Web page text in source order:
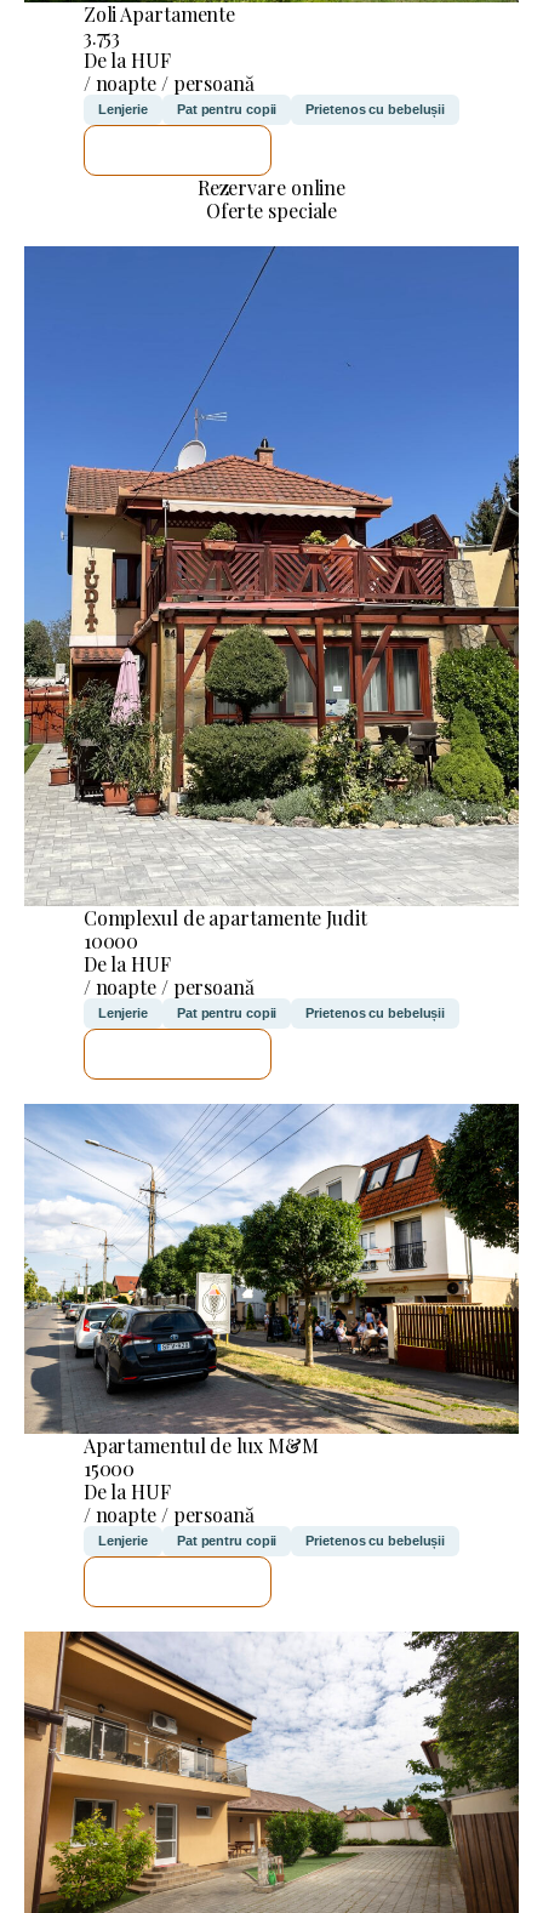
Zoli Apartamente
3.753
De la HUF
/ noapte / persoană
Lenjerie Pat pentru copii Prietenos cu bebelușii
Rezervare online
Oferte speciale
Complexul de apartamente Judit
10000
De la HUF
/ noapte / persoană
Lenjerie Pat pentru copii Prietenos cu bebelușii
Apartamentul de lux M&M
15000
De la HUF
/ noapte / persoană
Lenjerie Pat pentru copii Prietenos cu bebelușii